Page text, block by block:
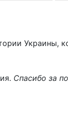
Украины,
Спасибо за